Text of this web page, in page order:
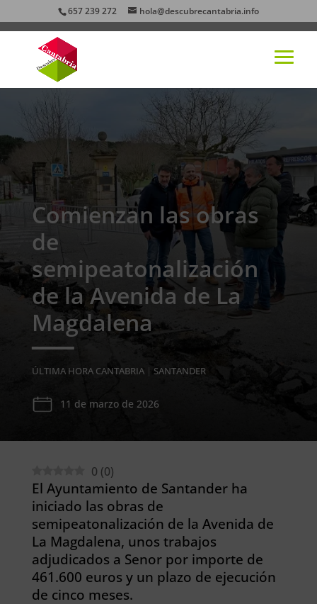
657 239 272 hola@descubrecantabria.info
Comienzan las obras
de
semipeatonalización
de la Avenida de La
Magdalena
ÚLTIMA HORA CANTABRIA| SANTANDER
11 de marzo de 2026
0 (0)
El Ayuntamiento de Santander ha
iniciado las obras de
semipeatonalización de la Avenida de
La Magdalena, unos trabajos
adjudicados a Senor por importe de
461.600 euros y un plazo de ejecución
de cinco meses.